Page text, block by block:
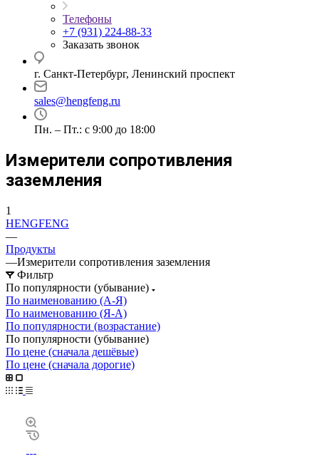
Телефоны
+7 (931) 224-88-33
Заказать звонок
г. Санкт-Петербург, Ленинский проспект
sales@hengfeng.ru
Пн. – Пт.: с 9:00 до 18:00
Измерители сопротивления
заземления
1
HENGFENG
—
Продукты
—Измерители сопротивления заземления
Фильтр
По популярности (убывание)
По наименованию (А-Я)
По наименованию (Я-А)
По популярности (возрастание)
По популярности (убывание)
По цене (сначала дешёвые)
По цене (сначала дорогие)